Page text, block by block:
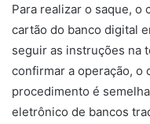
Para realizar o saque, o
cartão do banco digital
seguir as instruções na
confirmar a operação, o
procedimento é
eletrônico de bancos